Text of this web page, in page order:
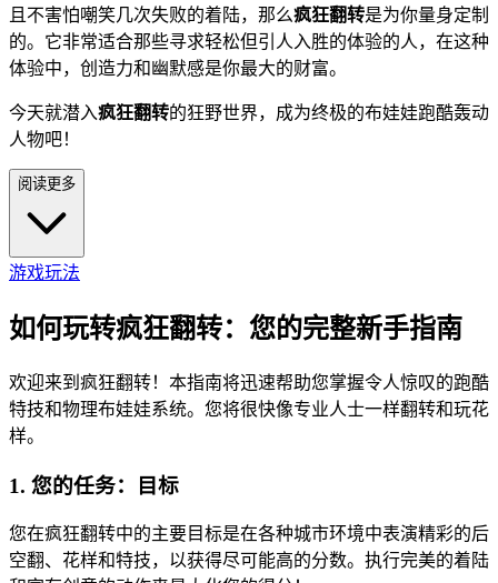
且不害怕嘲笑几次失败的着陆，那么疯狂翻转是为你量身定制
的。它非常适合那些寻求轻松但引人入胜的体验的人，在这种
体验中，创造力和幽默感是你最大的财富。
今天就潜入疯狂翻转的狂野世界，成为终极的布娃娃跑酷轰动
人物吧！
阅读更多
游戏玩法
如何玩转疯狂翻转：您的完整新手指南
欢迎来到疯狂翻转！本指南将迅速帮助您掌握令人惊叹的跑酷
特技和物理布娃娃系统。您将很快像专业人士一样翻转和玩花
样。
1. 您的任务：目标
您在疯狂翻转中的主要目标是在各种城市环境中表演精彩的后
空翻、花样和特技，以获得尽可能高的分数。执行完美的着陆